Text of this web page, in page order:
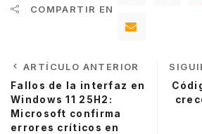
COMPARTIR EN
ARTÍCULO ANTERIOR
Fallos de la interfaz en
Windows 11 25H2:
Microsoft confirma
errores críticos en